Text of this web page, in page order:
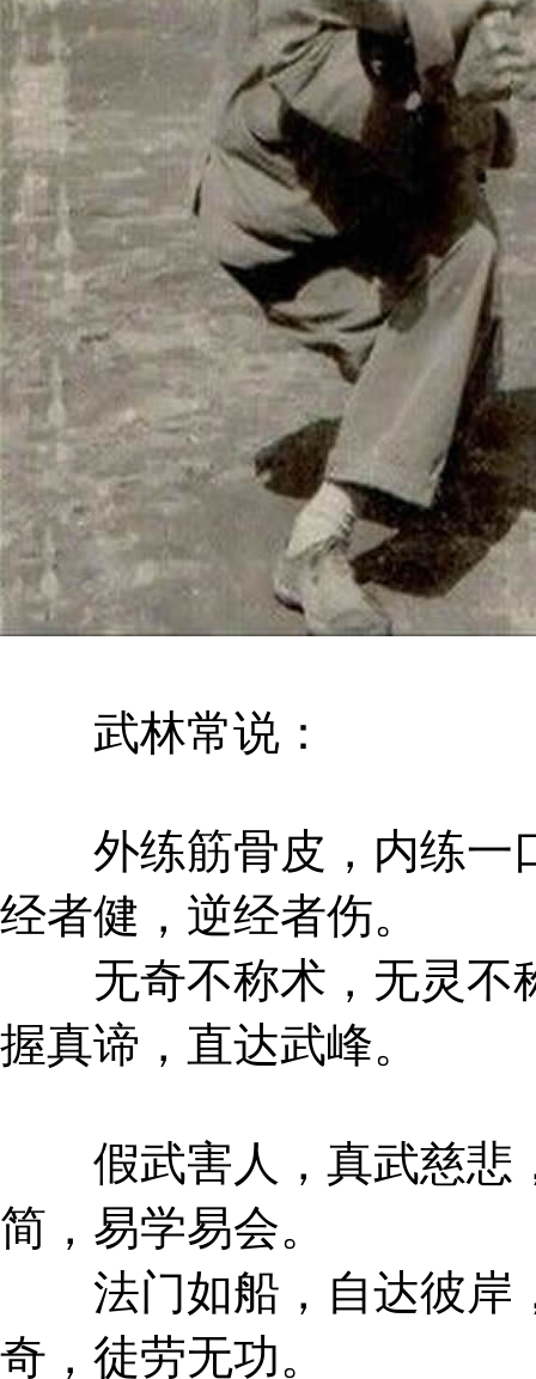
武林常说：
外练筋骨皮，内练一
经者健，逆经者伤。
无奇不称术，无灵不
握真谛，直达武峰。
假武害人，真武慈悲
简，易学易会。
法门如船，自达彼岸
奇，徒劳无功。